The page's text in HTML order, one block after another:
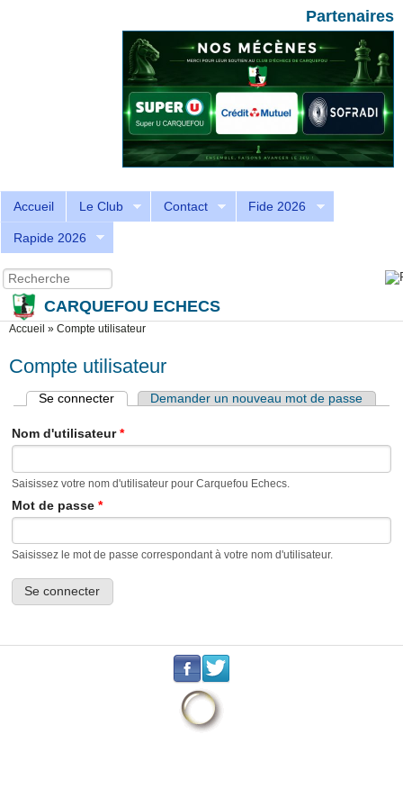
Partenaires
Accueil Le Club Contact Fide 2026
Rapide 2026
Formulaire de recherche
Recherche
CARQUEFOU ECHECS
Vous êtes ici
Accueil » Compte utilisateur
Compte utilisateur
Onglets principaux
Se connecter (onglet actif)Demander un nouveau mot de passe
Nom d'utilisateur *
Saisissez votre nom d'utilisateur pour Carquefou Echecs.
Mot de passe *
Saisissez le mot de passe correspondant à votre nom d'utilisateur.
. .